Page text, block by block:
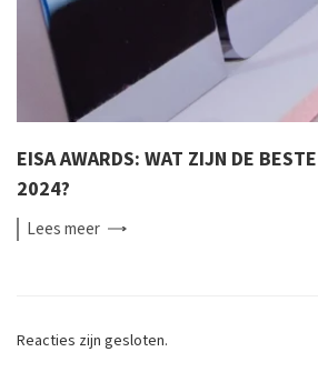
EISA AWARDS: WAT ZIJN DE
2024?
Leesmeer
Reacties zijn gesloten.